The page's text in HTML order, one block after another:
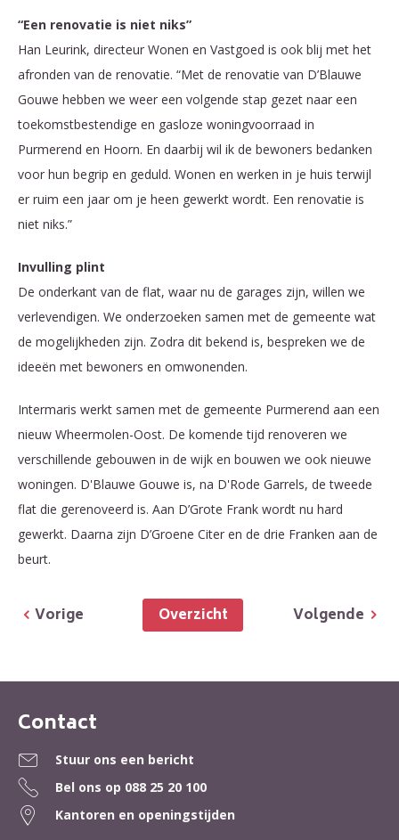
“Een renovatie is niet niks”
Han Leurink, directeur Wonen en Vastgoed is ook blij met het
afronden van de renovatie. “Met de renovatie van D’Blauwe
Gouwe hebben we weer een volgende stap gezet naar een
toekomstbestendige en gasloze woningvoorraad in
Purmerend en Hoorn. En daarbij wil ik de bewoners bedanken
voor hun begrip en geduld. Wonen en werken in je huis terwijl
er ruim een jaar om je heen gewerkt wordt. Een renovatie is
niet niks.”
Invulling plint
De onderkant van de flat, waar nu de garages zijn, willen we
verlevendigen. We onderzoeken samen met de gemeente wat
de mogelijkheden zijn. Zodra dit bekend is, bespreken we de
ideeën met bewoners en omwonenden.
Intermaris werkt samen met de gemeente Purmerend aan een
nieuw Wheermolen-Oost. De komende tijd renoveren we
verschillende gebouwen in de wijk en bouwen we ook nieuwe
woningen. D'Blauwe Gouwe is, na D'Rode Garrels, de tweede
flat die gerenoveerd is. Aan D’Grote Frank wordt nu hard
gewerkt. Daarna zijn D’Groene Citer en de drie Franken aan de
beurt.
Volgende
Overzicht
Vorige
Contactinformatie
Contact
Stuur ons een bericht
Bel ons op 088 25 20 100
Kantoren en openingstijden